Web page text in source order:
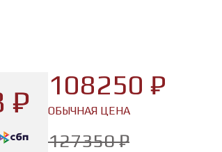
₽ 108250 ₽
ОБЫЧНАЯ ЦЕНА
127350 ₽